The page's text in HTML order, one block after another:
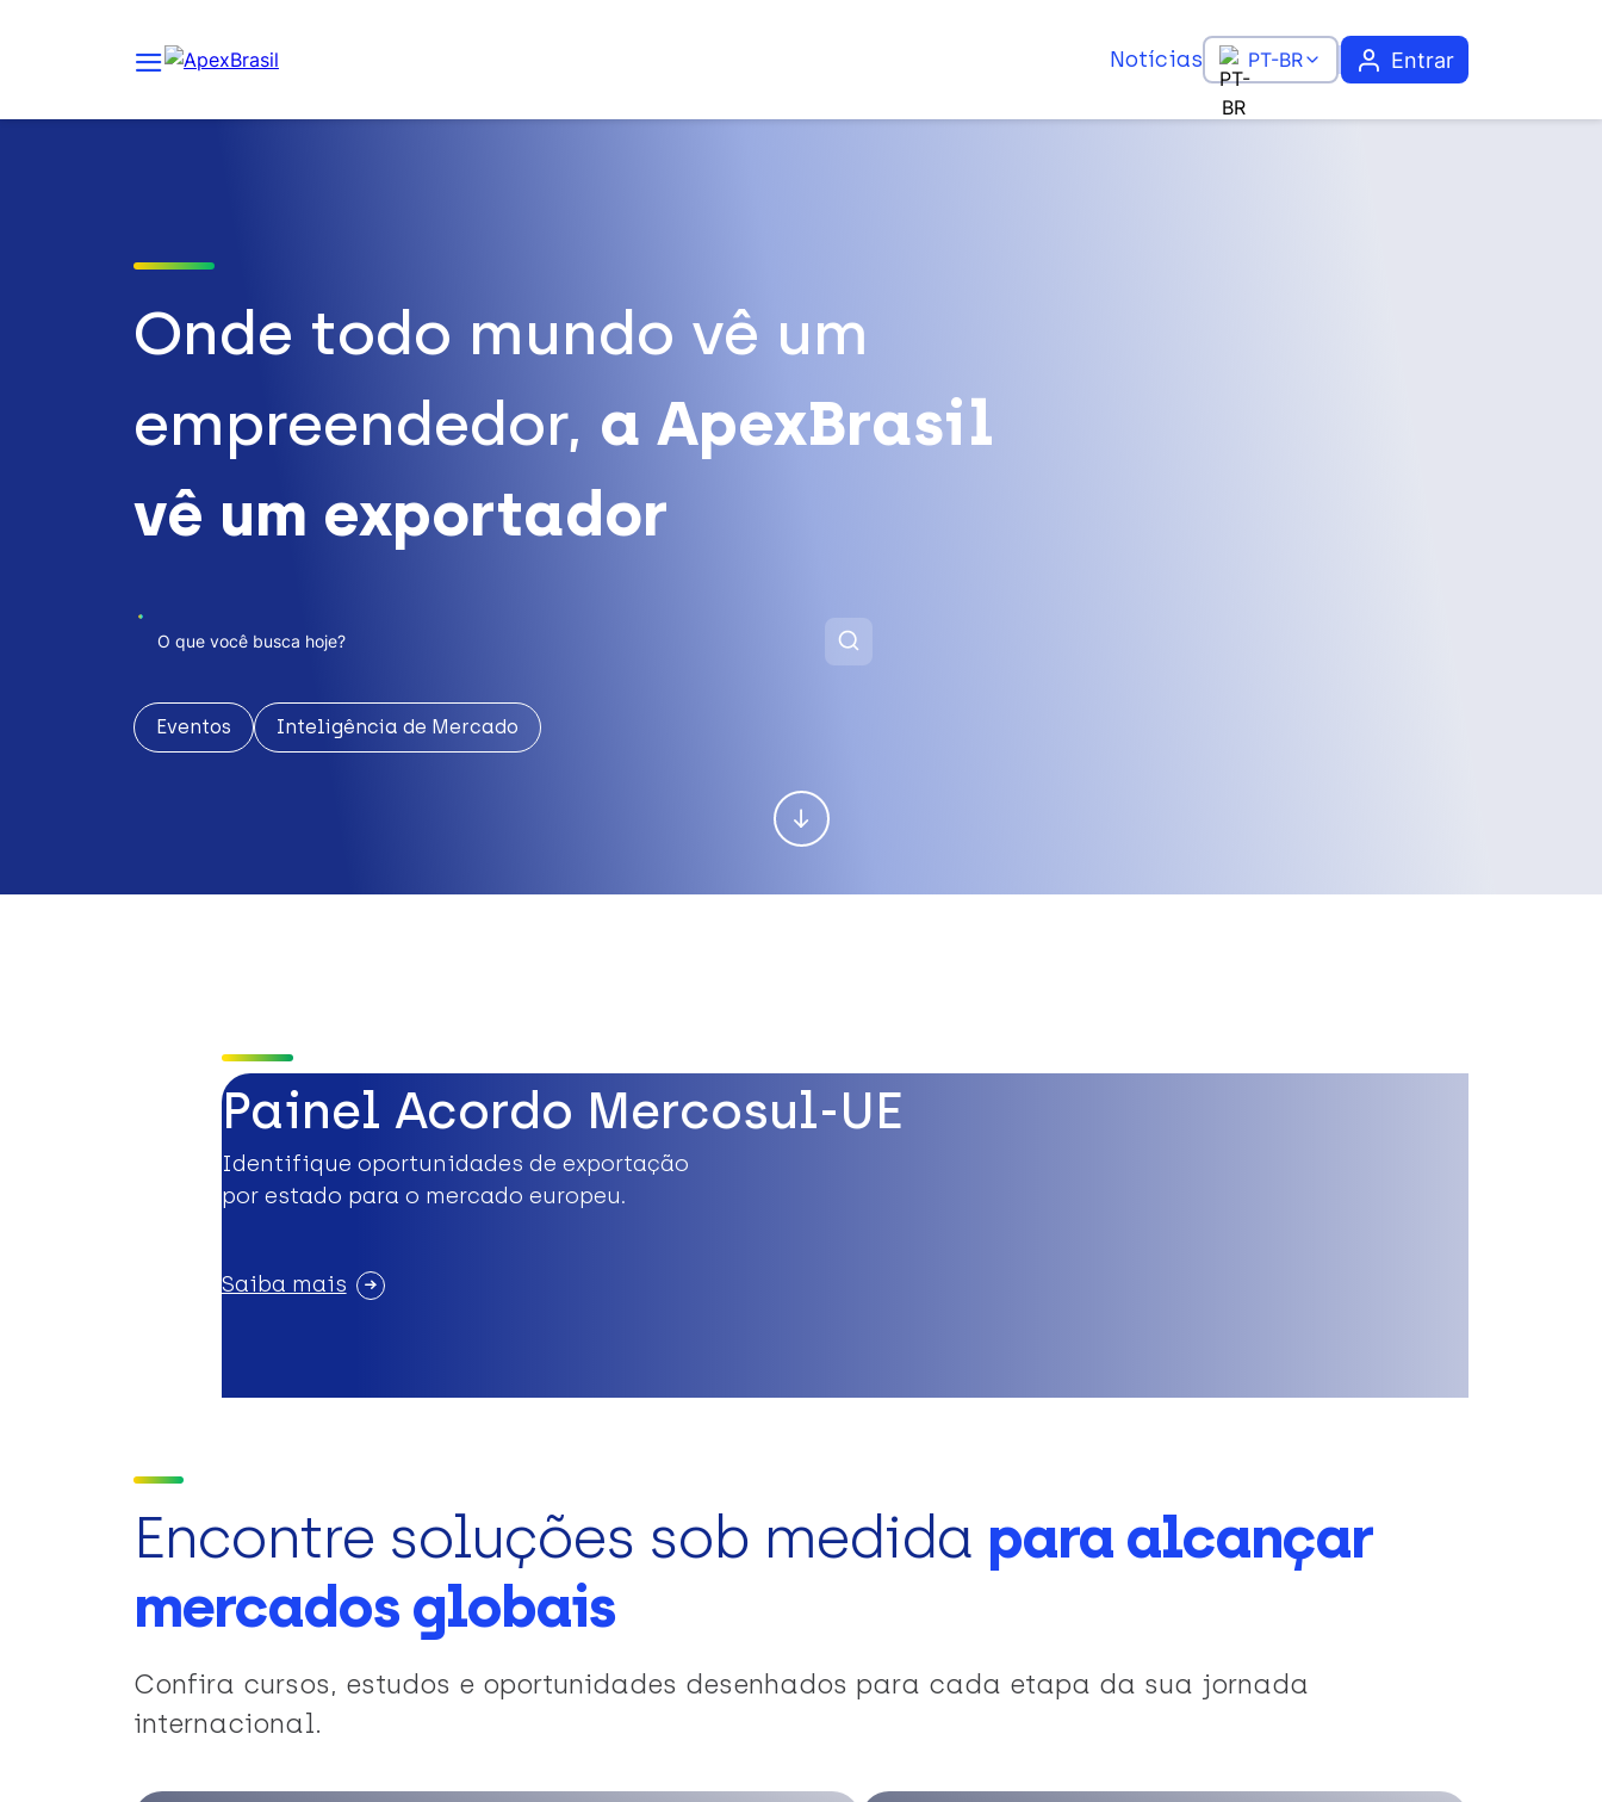
Notícias PT-BR Entrar
Onde todo mundo vê um
empreendedor, a ApexBrasil
vê um exportador
Eventos Inteligência de Mercado
Painel Acordo Mercosul-UE
Identifique oportunidades de exportação
por estado para o mercado europeu.
Saiba mais
Encontre soluções sob medida para alcançar
mercados globais
Confira cursos, estudos e oportunidades desenhados para cada etapa da sua jornada
internacional.